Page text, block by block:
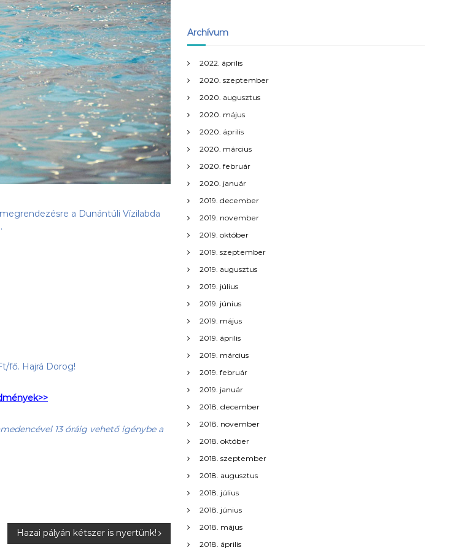
a Dunántúli Vízilabda
fő. Hajrá Dorog!
13 óráig vehető igénybe a
Hazai pályán kétszer is nyertünk!
Archívum
2022. április
2020. szeptember
2020. augusztus
2020. május
2020. április
2020. március
2020. február
2020. január
2019. december
2019. november
2019. október
2019. szeptember
2019. augusztus
2019. július
2019. június
2019. május
2019. április
2019. március
2019. február
2019. január
2018. december
2018. november
2018. október
2018. szeptember
2018. augusztus
2018. július
2018. június
2018. május
2018. április